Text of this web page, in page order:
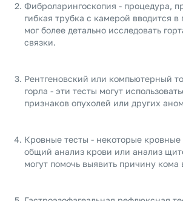
Фиброларингоскопия - процедура,
гибкая трубка с камерой вводится в
мог более детально исследовать
связки.
Рентгеновский или компьютерный
горла - эти тесты могут
признаков опухолей или других
Кровные тесты - некоторые кровные
общий анализ крови или анализ
могут помочь выявить причину кома